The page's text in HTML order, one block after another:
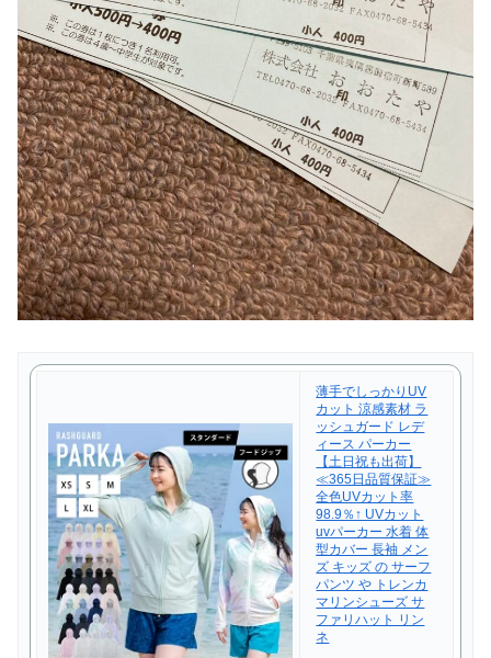
薄手でしっかりUV
カット 涼感素材 ラ
ッシュガード レデ
ィース パーカー
【土日祝も出荷】
≪365日品質保証≫
全色UVカット率
98.9％↑ UVカット
uvパーカー 水着 体
型カバー 長袖 メン
ズ キッズ の サーフ
パンツ や トレンカ
マリンシューズ サ
ファリハット リン
ネ